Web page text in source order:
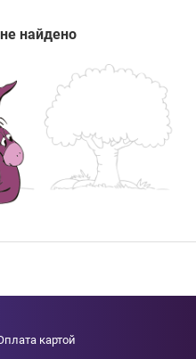
найдено
картой